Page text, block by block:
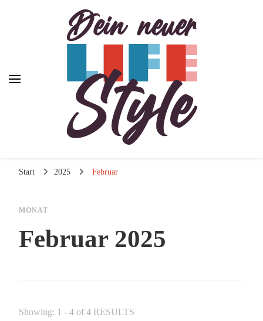
Start 2025 Februar
MONAT
Februar 2025
Showing: 1 - 4 of 4 RESULTS